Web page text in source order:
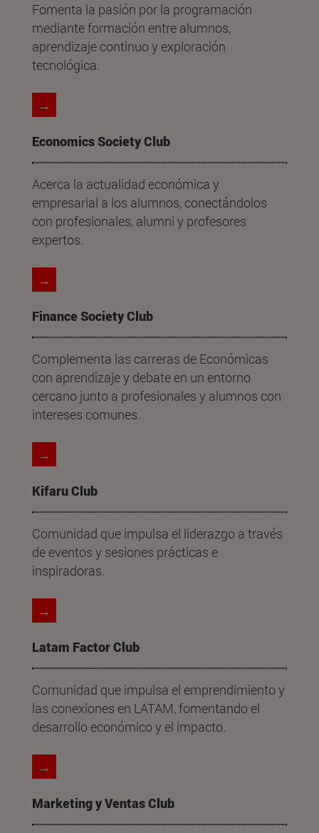
Fomenta la pasión por la programación
mediante formación entre alumnos,
aprendizaje continuo y exploración
tecnológica.
→
Economics Society Club
Acerca la actualidad económica y
empresarial a los alumnos, conectándolos
con profesionales, alumni y profesores
expertos.
→
Finance Society Club
Complementa las carreras de Económicas
con aprendizaje y debate en un entorno
cercano junto a profesionales y alumnos con
intereses comunes.
→
Kifaru Club
Comunidad que impulsa el liderazgo a través
de eventos y sesiones prácticas e
inspiradoras.
→
Latam Factor Club
Comunidad que impulsa el emprendimiento y
las conexiones en LATAM, fomentando el
desarrollo económico y el impacto.
→
Marketing y Ventas Club